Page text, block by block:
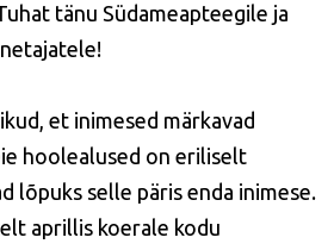
tänu Südameapteegile ja
et inimesed märkavad
hoolealused on eriliselt
lõpuks selle päris enda inimese.
aprillis koerale kodu